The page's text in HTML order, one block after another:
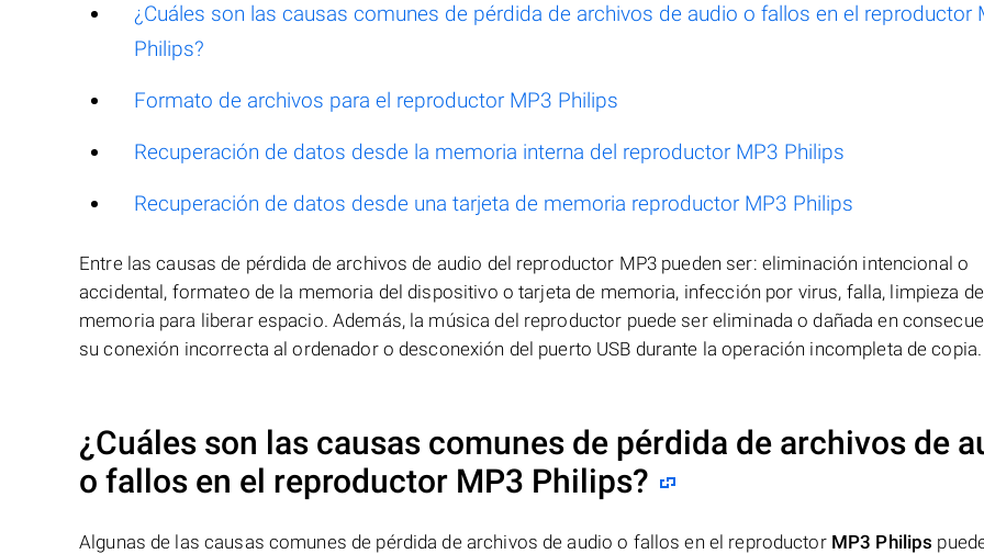
¿Cuáles son las causas comunes de pérdida de archivos de audio o fallos en el reproductor
Philips?
Formato de archivos para el reproductor MP3 Philips
Recuperación de datos desde la memoria interna del reproductor MP3 Philips
Recuperación de datos desde una tarjeta de memoria reproductor MP3 Philips
Entre las causas de pérdida de archivos de audio del reproductor MP3 pueden ser: eliminación intencional o
accidental, formateo de la memoria del dispositivo o tarjeta de memoria, infección por virus, falla, limpieza
memoria para liberar espacio. Además, la música del reproductor puede ser eliminada o dañada en
su conexión incorrecta al ordenador o desconexión del puerto USB durante la operación incompleta de copia.
¿Cuáles son las causas comunes de pérdida de archivos de
o fallos en el reproductor MP3 Philips?
Algunas de las causas comunes de pérdida de archivos de audio o fallos en el reproductor MP3 Philips